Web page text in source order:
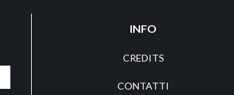
INFO
CREDITS
CONTATTI